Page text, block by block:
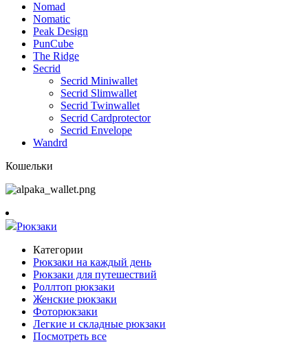
Nomad
Nomatic
Peak Design
PunCube
The Ridge
Secrid
Secrid Miniwallet
Secrid Slimwallet
Secrid Twinwallet
Secrid Cardprotector
Secrid Envelope
Wandrd
Кошельки
Рюкзаки
Категории
Рюкзаки на каждый день
Рюкзаки для путешествий
Роллтоп рюкзаки
Женские рюкзаки
Фоторюкзаки
Легкие и складные рюкзаки
Посмотреть все